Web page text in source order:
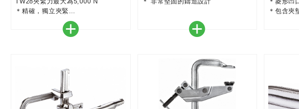
＊精確，獨立夾緊
＊淬火型材和滑臂，用於彈力和彈性
＊包含夾